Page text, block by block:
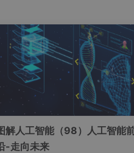
解人工智能（98）人工智能
-走向未来